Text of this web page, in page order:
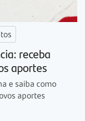
receba
aportes
e saiba como
aportes